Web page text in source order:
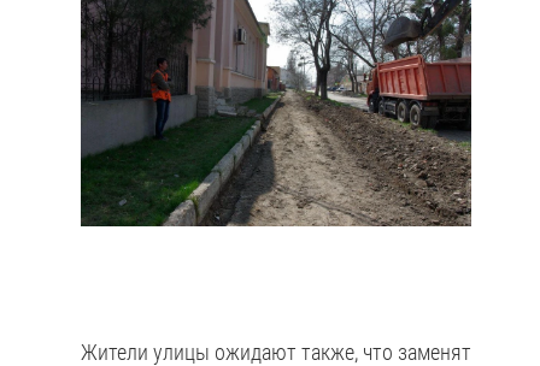
Жители улицы ожидают также, что заменят